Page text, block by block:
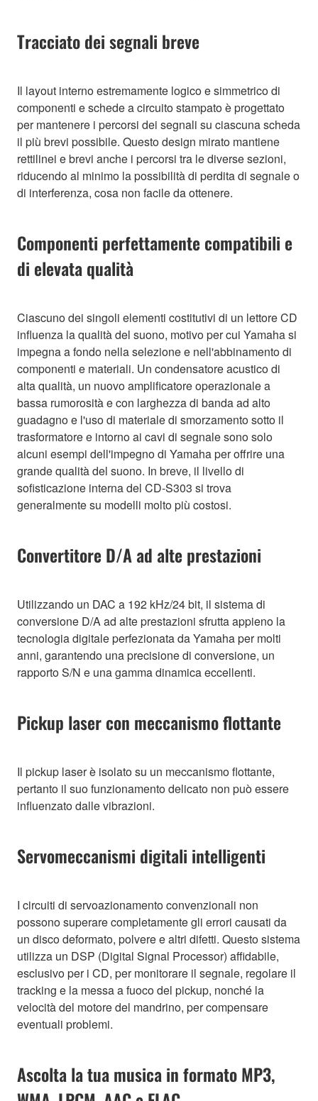
Tracciato dei segnali breve
Il layout interno estremamente logico e simmetrico di
componenti e schede a circuito stampato è progettato
per mantenere i percorsi dei segnali su ciascuna scheda
il più brevi possibile. Questo design mirato mantiene
rettilinei e brevi anche i percorsi tra le diverse sezioni,
riducendo al minimo la possibilità di perdita di segnale o
di interferenza, cosa non facile da ottenere.
Componenti perfettamente compatibili e
di elevata qualità
Ciascuno dei singoli elementi costitutivi di un lettore CD
influenza la qualità del suono, motivo per cui Yamaha si
impegna a fondo nella selezione e nell'abbinamento di
componenti e materiali. Un condensatore acustico di
alta qualità, un nuovo amplificatore operazionale a
bassa rumorosità e con larghezza di banda ad alto
guadagno e l'uso di materiale di smorzamento sotto il
trasformatore e intorno ai cavi di segnale sono solo
alcuni esempi dell'impegno di Yamaha per offrire una
grande qualità del suono. In breve, il livello di
sofisticazione interna del CD-S303 si trova
generalmente su modelli molto più costosi.
Convertitore D/A ad alte prestazioni
Utilizzando un DAC a 192 kHz/24 bit, il sistema di
conversione D/A ad alte prestazioni sfrutta appieno la
tecnologia digitale perfezionata da Yamaha per molti
anni, garantendo una precisione di conversione, un
rapporto S/N e una gamma dinamica eccellenti.
Pickup laser con meccanismo flottante
Il pickup laser è isolato su un meccanismo flottante,
pertanto il suo funzionamento delicato non può essere
influenzato dalle vibrazioni.
Servomeccanismi digitali intelligenti
I circuiti di servoazionamento convenzionali non
possono superare completamente gli errori causati da
un disco deformato, polvere e altri difetti. Questo sistema
utilizza un DSP (Digital Signal Processor) affidabile,
esclusivo per i CD, per monitorare il segnale, regolare il
tracking e la messa a fuoco del pickup, nonché la
velocità del motore del mandrino, per compensare
eventuali problemi.
Ascolta la tua musica in formato MP3,